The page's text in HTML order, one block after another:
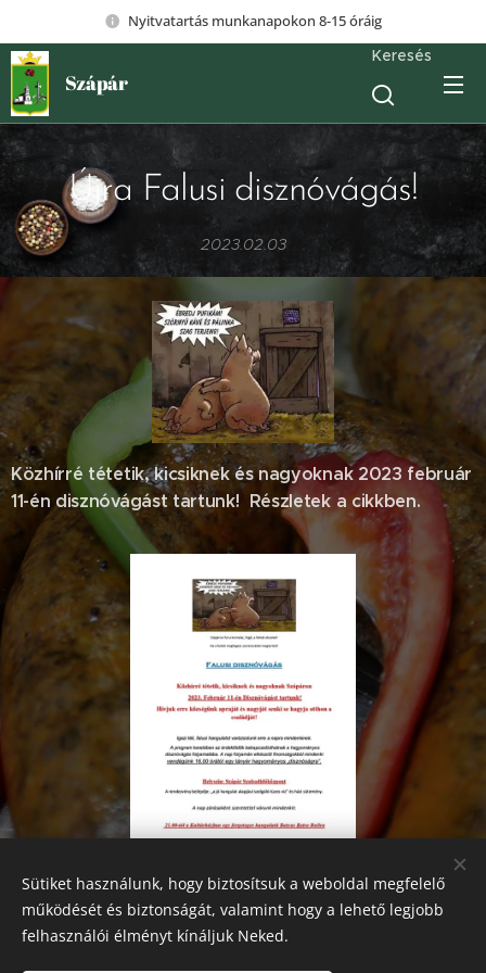
Nyitvatartás munkanapokon 8-15 óráig
Szápár
Keresés
Újra Falusi disznóvágás!
2023.02.03
Közhírré tétetik, kicsiknek és nagyoknak 2023 február
11-én disznóvágást tartunk! Részletek a cikkben.
Sütiket használunk, hogy biztosítsuk a weboldal megfelelő
működését és biztonságát, valamint hogy a lehető legjobb
felhasználói élményt kínáljuk Neked.